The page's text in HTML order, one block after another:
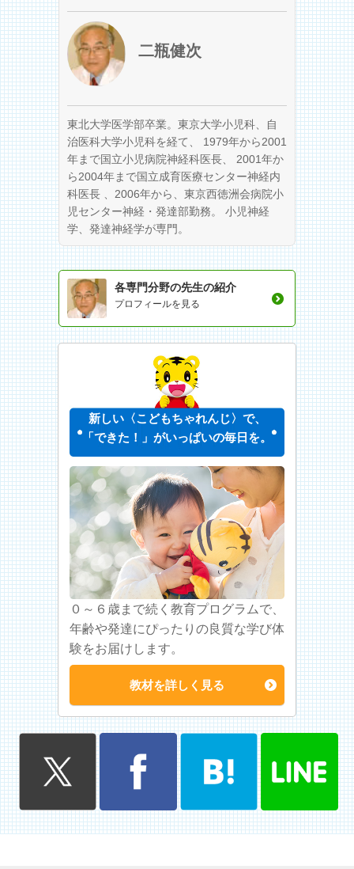
二瓶健次
東北大学医学部卒業。東京大学小児科、自
治医科大学小児科を経て、 1979年から2001
年まで国立小児病院神経科医長、 2001年か
ら2004年まで国立成育医療センター神経内
科医長 、2006年から、東京西徳洲会病院小
児センター神経・発達部勤務。 小児神経
学、発達神経学が専門。
各専門分野の先生の紹介
プロフィールを見る
新しい〈こどもちゃれんじ〉で、
「できた！」がいっぱいの毎日を。
０～６歳まで続く教育プログラムで、
年齢や発達にぴったりの良質な学び体
験をお届けします。
教材を詳しく見る